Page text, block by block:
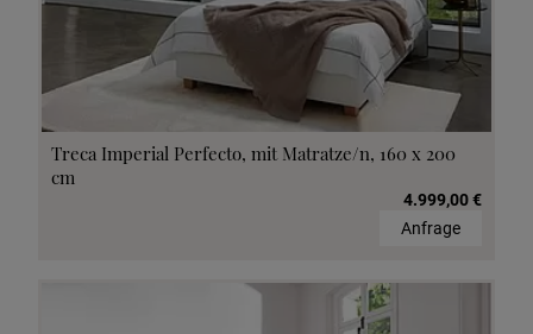
Treca Imperial Perfecto, mit Matratze/n, 160 x 200
cm
4.999,00 €
Anfrage